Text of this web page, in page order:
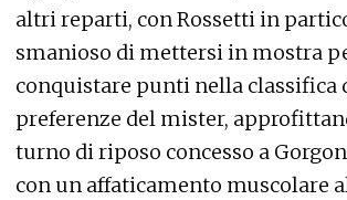
altri reparti, con Rossetti in
smanioso di mettersi in mostra
conquistare punti nella classifica
preferenze del mister,
turno di riposo concesso a
con un affaticamento muscolare